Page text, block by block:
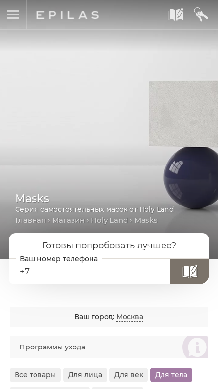
A B
Masks
Серия самостоятельных масок от Holy Land
Главная › Магазин › Holy Land › Masks
Готовы попробовать лучшее?
+7
Ваш город: Москва
စ
Программы ухода
Все товары Для лица Для век Для тела